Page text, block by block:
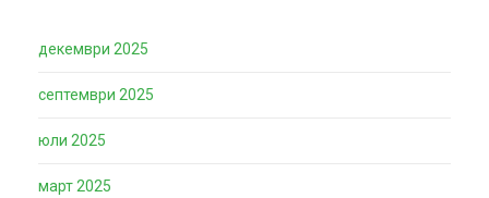
декември 2025
септември 2025
юли 2025
март 2025